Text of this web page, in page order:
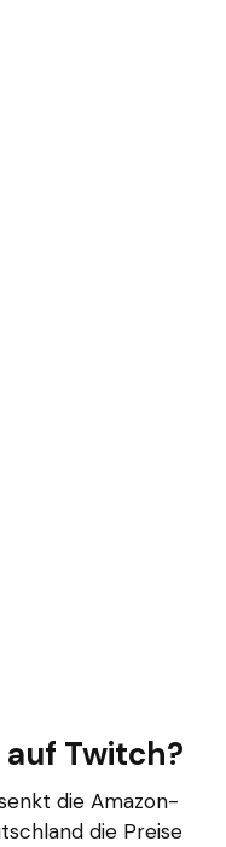
auf Twitch?
die Amazon-
die Preise